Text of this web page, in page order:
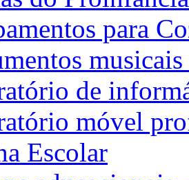
para
de
móvel
Escolar